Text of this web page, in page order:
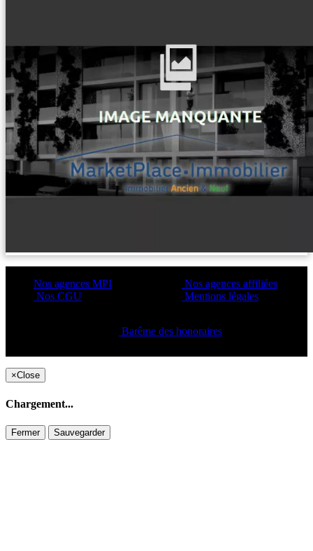
Nos agences MPI
Nos CGU
Nos agences affiliées
Mentions légales
Barême des honoraires
×Close
Chargement...
Fermer Sauvegarder